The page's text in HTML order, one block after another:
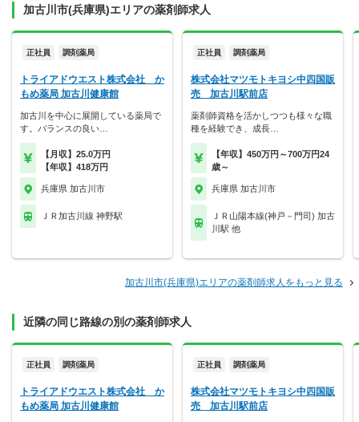
加古川市(兵庫県)エリアの薬剤師求人
正社員 調剤薬局
トライアドウエスト株式会社 か
もめ薬局 加古川健康館
加古川を中心に展開している薬局で
す。バランスの良い…
【月収】25.0万円
【年収】418万円
兵庫県 加古川市
ＪＲ加古川線 神野駅
正社員 調剤薬局
株式会社マツモトキヨシ中四国販
売 加古川駅前店
薬剤師資格を活かしつつも様々な職
種を経験でき、成長…
【年収】450万円～700万円24
歳～
兵庫県 加古川市
ＪＲ山陽本線(神戸－門司) 加古
川駅 他
加古川市(兵庫県)エリアの薬剤師求人をもっと見る
近隣の同じ路線の別の薬剤師求人
正社員 調剤薬局
トライアドウエスト株式会社 か
もめ薬局 加古川健康館
正社員 調剤薬局
株式会社マツモトキヨシ中四国販
売 加古川駅前店